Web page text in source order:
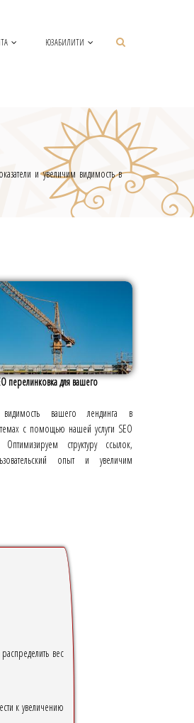
ЮЗАБИЛИТИ
и увеличим видимость в
перелинковка для вашего
видимость вашего лендинга в
с помощью нашей услуги SEO
Оптимизируем структуру ссылок,
опыт и увеличим
вес
к увеличению